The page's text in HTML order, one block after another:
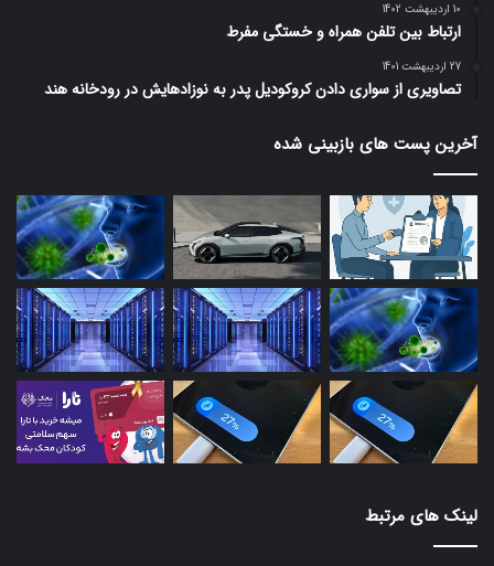
10 اردیبهشت 1402
ارتباط بین تلفن همراه و خستگی مفرط
27 اردیبهشت 1401
تصاویری از سواری دادن کروکودیل پدر به نوزادهایش در رودخانه هند
آخرین پست های بازبینی شده
لینک های مرتبط